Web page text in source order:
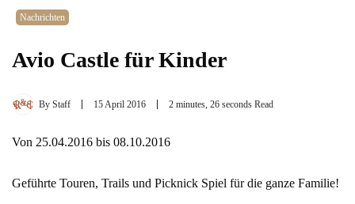
Nachrichten
Avio Castle für Kinder
By Staff 15 April 2016 2 minutes, 26 seconds Read
Von 25.04.2016 bis 08.10.2016
Geführte Touren, Trails und Picknick Spiel für die ganze Familie!